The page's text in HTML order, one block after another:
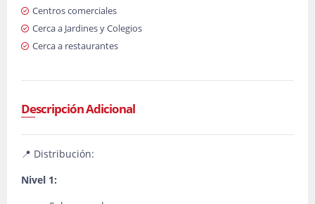
Centros comerciales
Cerca a Jardines y Colegios
Cerca a restaurantes
Descripción Adicional
📍 Distribución:
Nivel 1: